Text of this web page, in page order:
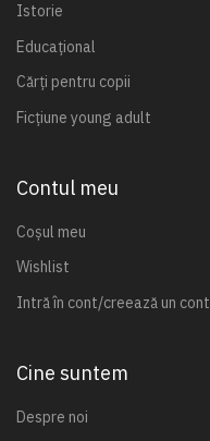
Istorie
Educațional
Cărți pentru copii
Ficțiune young adult
Contul meu
Coșul meu
Wishlist
Intră în cont/creează un cont
Cine suntem
Despre noi